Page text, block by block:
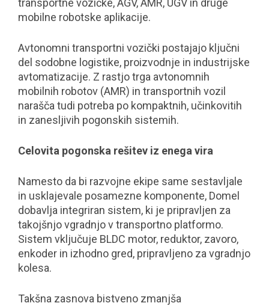
transportne vozičke, AGV, AMR, UGV in druge
mobilne robotske aplikacije.
Avtonomni transportni vozički postajajo ključni
del sodobne logistike, proizvodnje in industrijske
avtomatizacije. Z rastjo trga avtonomnih
mobilnih robotov (AMR) in transportnih vozil
narašča tudi potreba po kompaktnih, učinkovitih
in zanesljivih pogonskih sistemih.
Celovita pogonska rešitev iz enega vira
Namesto da bi razvojne ekipe same sestavljale
in usklajevale posamezne komponente, Domel
dobavlja integriran sistem, ki je pripravljen za
takojšnjo vgradnjo v transportno platformo.
Sistem vključuje BLDC motor, reduktor, zavoro,
enkoder in izhodno gred, pripravljeno za vgradnjo
kolesa.
Takšna zasnova bistveno zmanjša